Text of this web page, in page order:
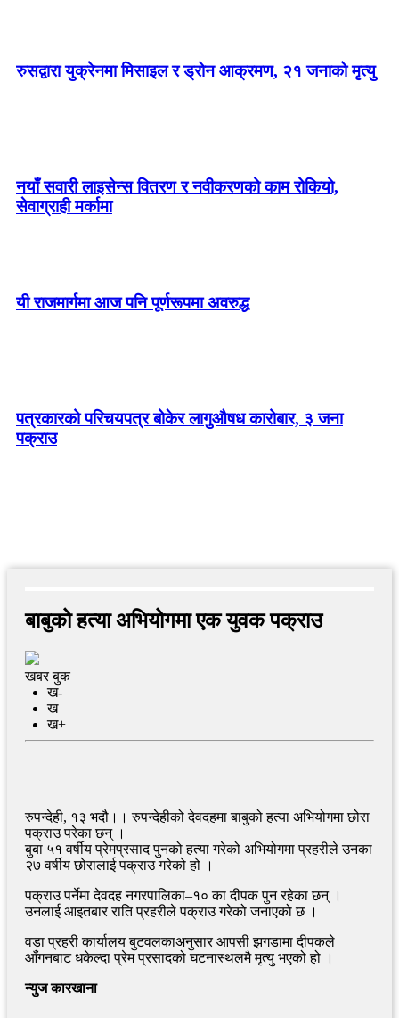
रुसद्वारा युक्रेनमा मिसाइल र ड्रोन आक्रमण, २१ जनाको मृत्यु
नयाँ सवारी लाइसेन्स वितरण र नवीकरणको काम रोकियो,
सेवाग्राही मर्कामा
यी राजमार्गमा आज पनि पूर्णरूपमा अवरुद्ध
पत्रकारको परिचयपत्र बोकेर लागुऔषध कारोबार, ३ जना
पक्राउ
बाबुको हत्या अभियोगमा एक युवक पक्राउ
खबर बुक
ख-
ख
ख+
रुपन्देही, १३ भदौ।। रुपन्देहीको देवदहमा बाबुको हत्या अभियोगमा छोरा
पक्राउ परेका छन् ।
बुबा ५१ वर्षीय प्रेमप्रसाद पुनको हत्या गरेको अभियोगमा प्रहरीले उनका
२७ वर्षीय छोरालाई पक्राउ गरेको हो ।
पक्राउ पर्नेमा देवदह नगरपालिका–१० का दीपक पुन रहेका छन् ।
उनलाई आइतबार राति प्रहरीले पक्राउ गरेको जनाएको छ ।
वडा प्रहरी कार्यालय बुटवलकाअनुसार आपसी झगडामा दीपकले
आँगनबाट धकेल्दा प्रेम प्रसादको घटनास्थलमै मृत्यु भएको हो ।
न्युज कारखाना